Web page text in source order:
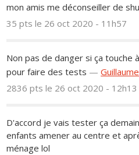
mon amis me déconseiller de
35 ptsle 26 oct 2020 - 11h57
Non pas de danger si ça touche
pour faire des tests —
2836 ptsle 26 oct 2020 - 12h13
D'accord je vais tester ça
enfants amener au centre et
ménage lol